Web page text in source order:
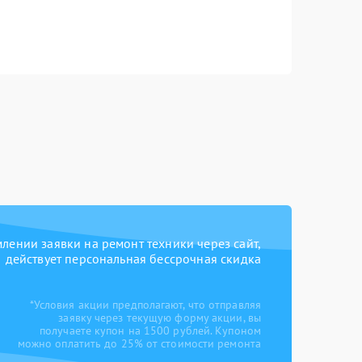
заявки на ремонт техники через сайт,
действует персональная бессрочная скидка
*Условия акции предполагают, что отправляя
заявку через текущую форму акции, вы
получаете купон на 1500 рублей. Купоном
можно оплатить до 25% от стоимости ремонта